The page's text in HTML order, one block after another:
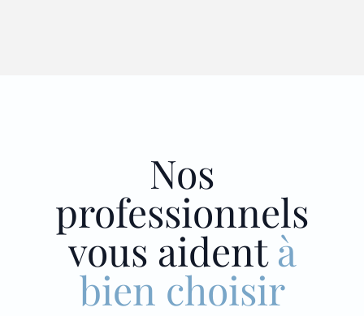
Nos
professionnels
vous aidentà
bien choisir